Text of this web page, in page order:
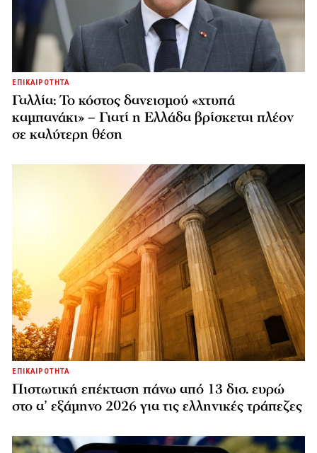
ΕΠΙΚΑΙΡΟΤΗΤΑ
Γαλλία: Το κόστος δανεισμού «χτυπά
καμπανάκι» – Γιατί η Ελλάδα βρίσκεται πλέον
σε καλύτερη θέση
ΕΠΙΚΑΙΡΟΤΗΤΑ
Πιστωτική επέκταση πάνω από 13 δισ. ευρώ
στο α’ εξάμηνο 2026 για τις ελληνικές τράπεζες